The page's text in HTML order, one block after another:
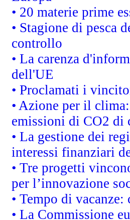
• 20 materie prime
• Stagione di pesca
controllo
• La carenza
dell'UE
• Proclamati i
• Azione per il
emissioni di CO2 di
• La gestione dei
interessi finanziari
• Tre progetti
per l’innovazione
• Tempo di
• La Commissione